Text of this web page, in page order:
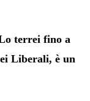
terrei fino a
Liberali, è un